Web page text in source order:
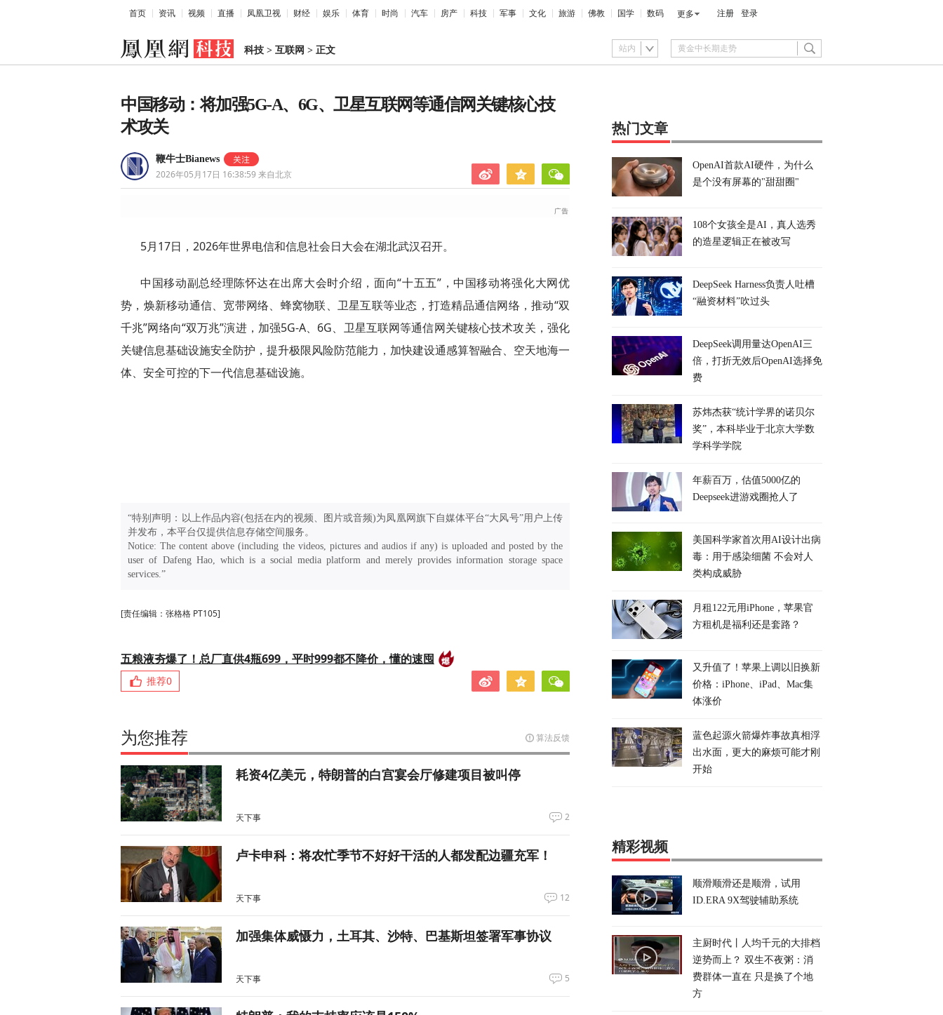
首页 资讯 视频 直播 凤凰卫视 财经 娱乐 体育 时尚 汽车 房产 科技 军事 文化 旅游 佛教 国学 数码 更多 注册 登录
科技 > 互联网 > 正文 站内
中国移动：将加强5G-A、6G、卫星互联网等通信网关键核心技
术攻关
鞭牛士Bianews
2026年05月17日 16:38:59 来自北京
5月17日，2026年世界电信和信息社会日大会在湖北武汉召开。
中国移动副总经理陈怀达在出席大会时介绍，面向“十五五”，中国移动将强化大网优
势，焕新移动通信、宽带网络、蜂窝物联、卫星互联等业态，打造精品通信网络，推动“双
千兆”网络向“双万兆”演进，加强5G-A、6G、卫星互联网等通信网关键核心技术攻关，强化
关键信息基础设施安全防护，提升极限风险防范能力，加快建设通感算智融合、空天地海一
体、安全可控的下一代信息基础设施。
“特别声明：以上作品内容(包括在内的视频、图片或音频)为凤凰网旗下自媒体平台“大风号”用户上传
并发布，本平台仅提供信息存储空间服务。
Notice: The content above (including the videos, pictures and audios if any) is uploaded and posted by the
user of Dafeng Hao, which is a social media platform and merely provides information storage space
services.”
[责任编辑：张格格 PT105]
五粮液夯爆了！总厂直供4瓶699，平时999都不降价，懂的速囤
推荐0
为您推荐 算法反馈
耗资4亿美元，特朗普的白宫宴会厅修建项目被叫停
天下事 2
卢卡申科：将农忙季节不好好干活的人都发配边疆充军！
天下事 12
加强集体威慑力，土耳其、沙特、巴基斯坦签署军事协议
天下事 5
热门文章
OpenAI首款AI硬件，为什么
是个没有屏幕的"甜甜圈"
108个女孩全是AI，真人选秀
的造星逻辑正在被改写
DeepSeek Harness负责人吐槽
“融资材料”吹过头
DeepSeek调用量达OpenAI三
倍，打折无效后OpenAI选择免
费
苏炜杰获“统计学界的诺贝尔
奖”，本科毕业于北京大学数
学科学学院
年薪百万，估值5000亿的
Deepseek进游戏圈抢人了
美国科学家首次用AI设计出病
毒：用于感染细菌 不会对人
类构成威胁
月租122元用iPhone，苹果官
方租机是福利还是套路？
又升值了！苹果上调以旧换新
价格：iPhone、iPad、Mac集
体涨价
蓝色起源火箭爆炸事故真相浮
出水面，更大的麻烦可能才刚
开始
精彩视频
顺滑顺滑还是顺滑，试用
ID.ERA 9X驾驶辅助系统
主厨时代丨人均千元的大排档
逆势而上？ 双生不夜粥：消
费群体一直在 只是换了个地
方